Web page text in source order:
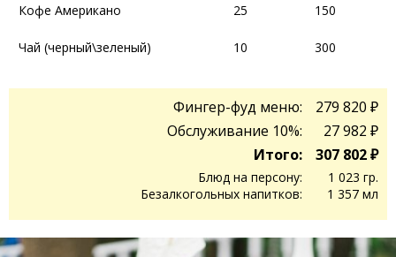
Кофе Американо 25 150
Чай (черный\зеленый) 10 300
Кофе Американо 25 150
Чай (черный\зеленый) 10 300
Фингер-фуд меню:
Обслуживание 10%:
Итого:
Блюд на персону:
Безалкогольных напитков:
279 820 ₽
27 982 ₽
307 802 ₽
1 023 гр.
1 357 мл